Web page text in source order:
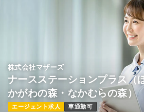
株式会社マザーズ
ナースステーションプラス（
かがわの森・なかむらの森）
エージェント求人 車通勤可